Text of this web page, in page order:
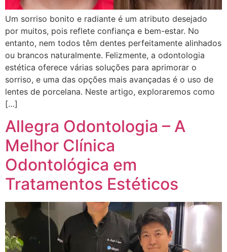
Um sorriso bonito e radiante é um atributo desejado
por muitos, pois reflete confiança e bem-estar. No
entanto, nem todos têm dentes perfeitamente alinhados
ou brancos naturalmente. Felizmente, a odontologia
estética oferece várias soluções para aprimorar o
sorriso, e uma das opções mais avançadas é o uso de
lentes de porcelana. Neste artigo, exploraremos como
[…]
Allegra Odontologia – A
Melhor Clínica
Odontológica em
Tratamentos Estéticos